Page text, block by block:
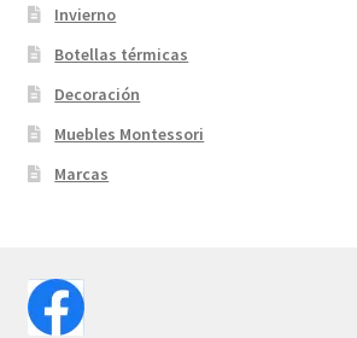
Invierno
Botellas térmicas
Decoración
Muebles Montessori
Marcas